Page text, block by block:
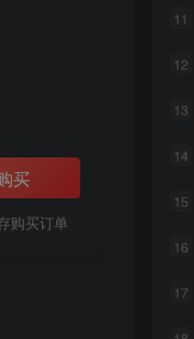
买
购买订单
11
12
13
14
15
16
17